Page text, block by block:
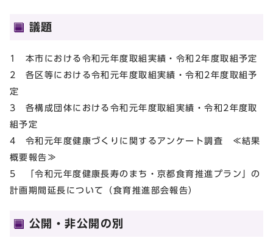
議題
1 本市における令和元年度取組実績・令和2年度取組予定
2 各区等における令和元年度取組実績・令和2年度取組予
定
3 各構成団体における令和元年度取組実績・令和2年度取
組予定
4 令和元年度健康づくりに関するアンケート調査 ≪結果
概要報告≫
5 「令和元年度健康長寿のまち・京都食育推進プラン」の
計画期間延長について（食育推進部会報告）
公開・非公開の別